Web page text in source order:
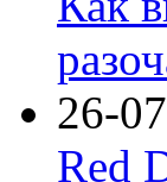
26-
Red